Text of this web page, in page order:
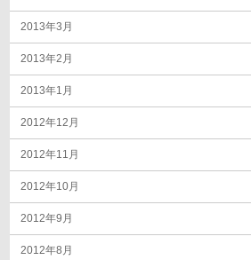
2013年3月
2013年2月
2013年1月
2012年12月
2012年11月
2012年10月
2012年9月
2012年8月